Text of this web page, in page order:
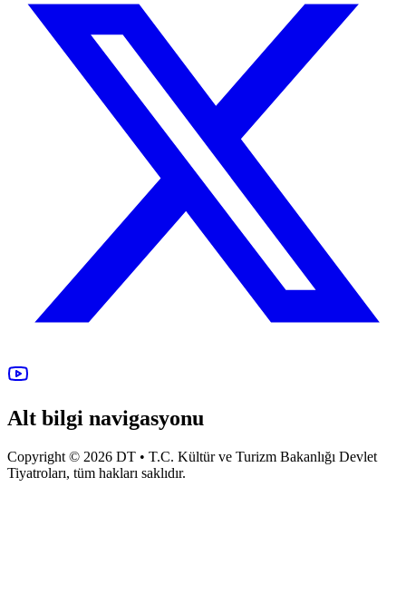
Alt bilgi navigasyonu
Copyright © 2026 DT • T.C. Kültür ve Turizm Bakanlığı Devlet
Tiyatroları, tüm hakları saklıdır.